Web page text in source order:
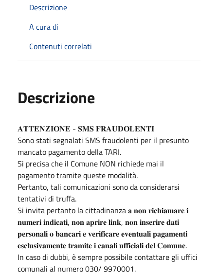
Descrizione
A cura di
Contenuti correlati
Descrizione
𝐀𝐓𝐓𝐄𝐍𝐙𝐈𝐎𝐍𝐄 - 𝐒𝐌𝐒 𝐅𝐑𝐀𝐔𝐃𝐎𝐋𝐄𝐍𝐓𝐈
Sono stati segnalati SMS fraudolenti per il presunto
mancato pagamento della TARI.
Si precisa che il Comune NON richiede mai il
pagamento tramite queste modalità.
Pertanto, tali comunicazioni sono da considerarsi
tentativi di truffa.
Si invita pertanto la cittadinanza 𝐚 𝐧𝐨𝐧 𝐫𝐢𝐜𝐡𝐢𝐚𝐦𝐚𝐫𝐞 𝐢
𝐧𝐮𝐦𝐞𝐫𝐢 𝐢𝐧𝐝𝐢𝐜𝐚𝐭𝐢, 𝐧𝐨𝐧 𝐚𝐩𝐫𝐢𝐫𝐞 𝐥𝐢𝐧𝐤, 𝐧𝐨𝐧 𝐢𝐧𝐬𝐞𝐫𝐢𝐫𝐞 𝐝𝐚𝐭𝐢
𝐩𝐞𝐫𝐬𝐨𝐧𝐚𝐥𝐢 𝐨 𝐛𝐚𝐧𝐜𝐚𝐫𝐢 𝐞 𝐯𝐞𝐫𝐢𝐟𝐢𝐜𝐚𝐫𝐞 𝐞𝐯𝐞𝐧𝐭𝐮𝐚𝐥𝐢 𝐩𝐚𝐠𝐚𝐦𝐞𝐧𝐭𝐢
𝐞𝐬𝐜𝐥𝐮𝐬𝐢𝐯𝐚𝐦𝐞𝐧𝐭𝐞 𝐭𝐫𝐚𝐦𝐢𝐭𝐞 𝐢 𝐜𝐚𝐧𝐚𝐥𝐢 𝐮𝐟𝐟𝐢𝐜𝐢𝐚𝐥𝐢 𝐝𝐞𝐥 𝐂𝐨𝐦𝐮𝐧𝐞.
In caso di dubbi, è sempre possibile contattare gli uffici
comunali al numero 030/ 9970001.